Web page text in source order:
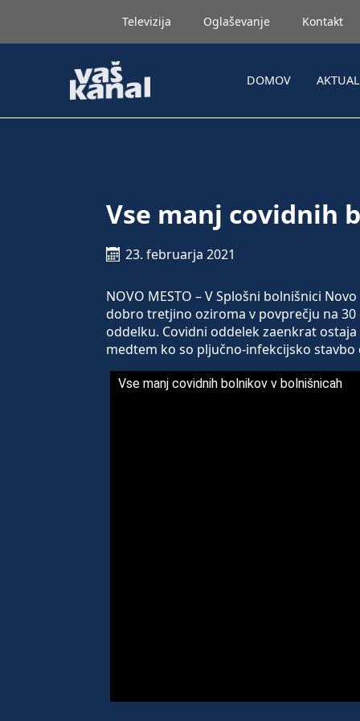
Televizija Oglaševanje Kontakt
DOMOV
Vse manj covidnih
23. februarja 2021
NOVO MESTO – V Splošni bolnišnici
dobro tretjino oziroma v povprečju na
oddelku. Covidni oddelek zaenkrat
medtem ko so pljučno-infekcijsko
Vse manj covidnih bolnikov v bolnišnicah